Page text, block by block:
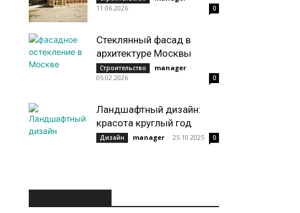
11.06.2026
0
Стеклянный фасад в
архитектуре Москвы
Строительство manager -
05.02.2026
0
Ландшафтный дизайн:
красота круглый год
Дизайн manager - 25.10.2025 0